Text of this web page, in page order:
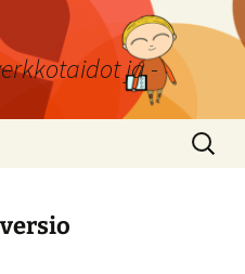
ja -
Haku: